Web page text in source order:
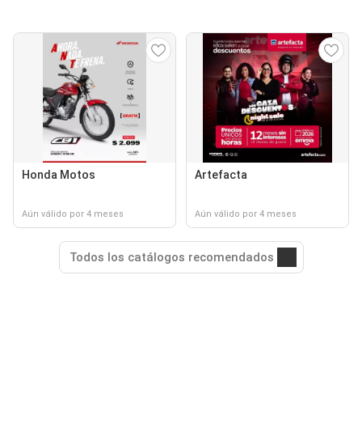
Honda Motos
Aún válido por 4 meses
Artefacta
Aún válido por 4 meses
Todos los catálogos recomendados